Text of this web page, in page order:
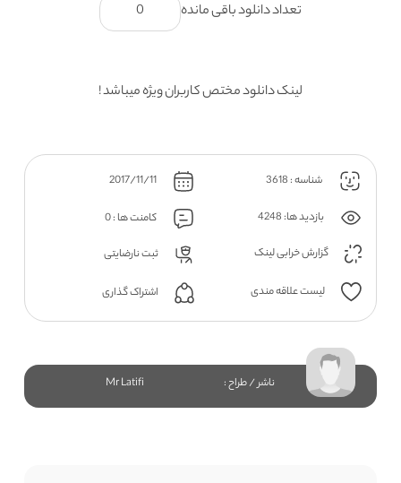
تعداد دانلود باقی مانده 0
لینک دانلود مختص کاربران ویژه میباشد !
شناسه : 3618 2017/11/11
بازدید ها: 4248
کامنت ها : 0
گزارش خرابی لینک
ثبت نارضایتی
لیست علاقه مندی اشتراک گذاری
ناشر / طراح : Mr Latifi